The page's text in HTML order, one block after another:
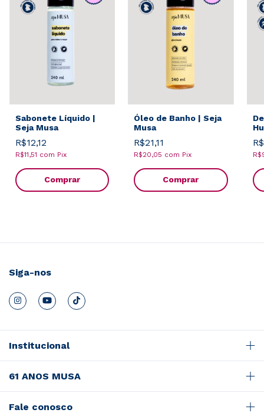
Sabonete Líquido |
Seja Musa
R$12,12
R$11,51 com Pix
Comprar
Óleo de Banho | Seja
Musa
R$21,11
R$20,05 com Pix
Comprar
Siga-nos
Institucional
61 ANOS MUSA
Fale conosco